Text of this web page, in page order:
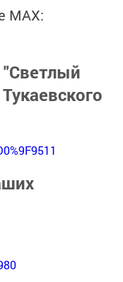
MАХ:
"Светлый